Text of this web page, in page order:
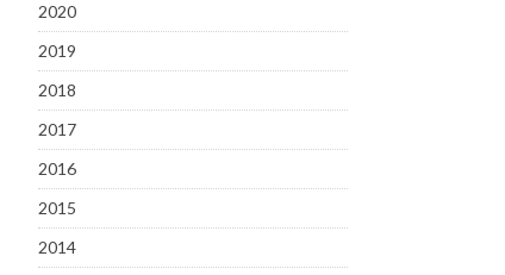
2020
2019
2018
2017
2016
2015
2014